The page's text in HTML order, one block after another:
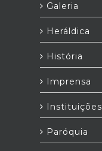
Galeria
Heráldica
História
Imprensa
Instituições
Paróquia